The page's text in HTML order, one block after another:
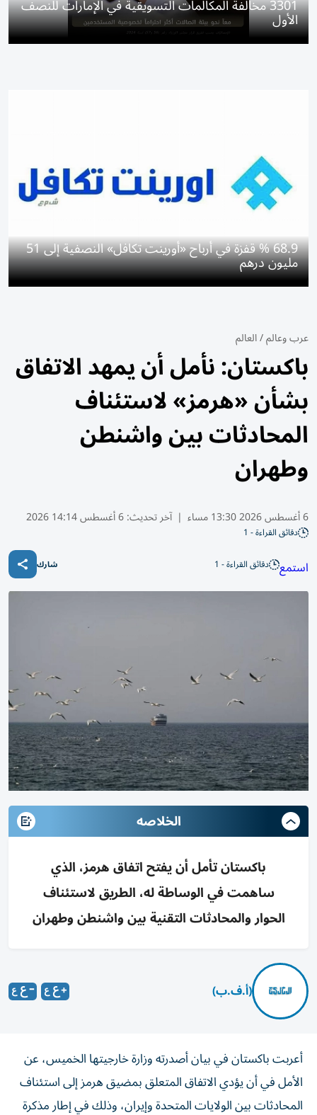
3301 مخالفة المكالمات التسويقية في الإمارات للنصف
الأول
68.9 % قفزة في أرباح «أورينت تكافل» النصفية إلى 51
مليون درهم
عرب وعالم/العالم
باكستان: نأمل أن يمهد الاتفاق
بشأن «هرمز» لاستئناف
المحادثات بين واشنطن
وطهران
6 أغسطس 2026 13:30 مساء | آخر تحديث:6 أغسطس 14:14 2026
دقائق القراءة - 1
استمع دقائق القراءة - 1 شارك
الخلاصه
باكستان تأمل أن يفتح اتفاق هرمز، الذي
ساهمت في الوساطة له، الطريق لاستئناف
الحوار والمحادثات التقنية بين واشنطن وطهران
(أ.ف.ب)
أعربت باكستان في بيان أصدرته وزارة خارجيتها الخميس، عن
الأمل في أن يؤدي الاتفاق المتعلق بمضيق هرمز إلى استئناف
المحادثات بين الولايات المتحدة وإيران، وذلك في إطار مذكرة